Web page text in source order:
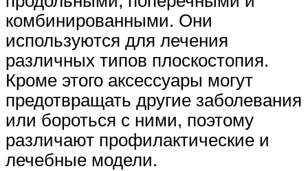
комбинированными. Они
используются для лечения
различных типов плоскостопия.
Кроме этого аксессуары могут
предотвращать другие заболевания
или бороться с ними, поэтому
различают профилактические и
лечебные модели.